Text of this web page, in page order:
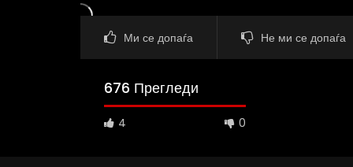
Ми се допаѓа Не ми се допаѓа
676 Прегледи
4 0